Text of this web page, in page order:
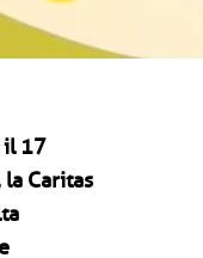
il 17
Caritas